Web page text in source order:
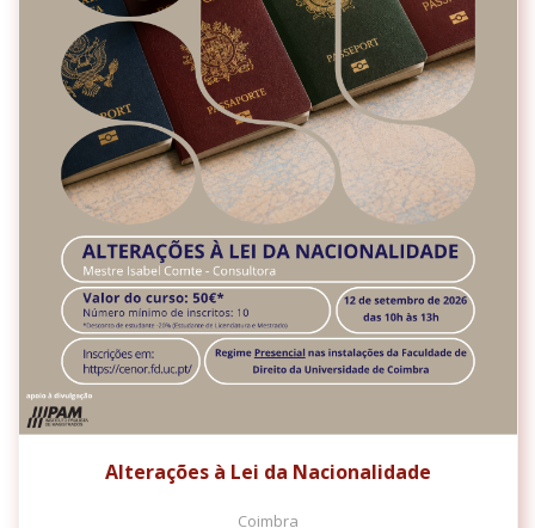
Alterações à Lei da Nacionalidade
Coimbra